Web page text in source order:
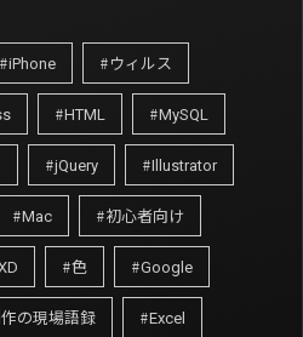
iPhone ウィルス
HTML MySQL
jQuery Illustrator
Mac 初心者向け
色 Google
の現場語録 Excel